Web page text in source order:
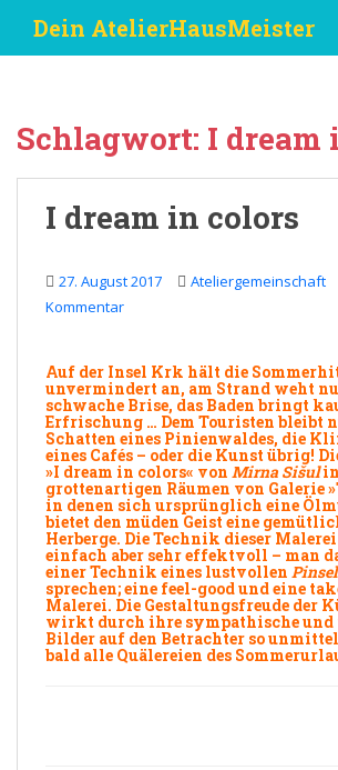
i
Dein AtelierHausMeister
Schlagwort: I dream
I dream in colors
27. August 2017 Ateliergemeinschaft
Kommentar
Auf der Insel Krk hält die
unvermindert an, am Strand weht
schwache Brise, das Baden bringt
Erfrischung … Dem Touristen bleibt
Schatten eines Pinienwaldes, die
eines Cafés – oder die Kunst übrig!
»I dream in colors« von Mirna Sišulin
grottenartigen Räumen von Galerie
in denen sich ursprünglich eine
bietet den müden Geist eine
Herberge. Die Technik dieser
einfach aber sehr effektvoll – man
einer Technik eines lustvollen
sprechen; eine feel-goodund eine
Malerei. Die Gestaltungsfreude der
wirkt durch ihre sympathische
Bilder auf den Betrachter so
bald alle Quälereien des